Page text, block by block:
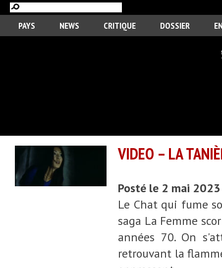
PAYS NEWS CRITIQUE DOSSIER
VIDEO – LA
Posté le 2 mai
Le Chat qui fume
saga La Femme
années 70. On
retrouvant la